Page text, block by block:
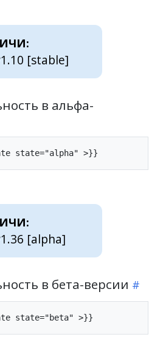
[stable]
в альфа-
[alpha]
в бета-версии